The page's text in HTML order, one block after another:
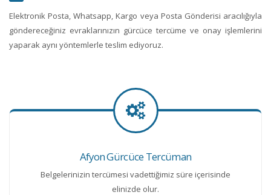
Elektronik Posta, Whatsapp, Kargo veya Posta Gönderisi aracılığıyla
göndereceğiniz evraklarınızın gürcüce tercüme ve onay işlemlerini
yaparak aynı yöntemlerle teslim ediyoruz.
Afyon Gürcüce Tercüman
Belgelerinizin tercümesi vadettiğimiz süre içerisinde
elinizde olur.